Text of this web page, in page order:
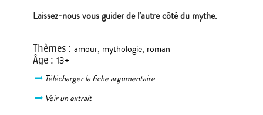
Laissez-nous vous guider de l’autre côté du mythe.
Thèmes: amour, mythologie, roman
Âge: 13+
Télécharger la fiche argumentaire
Voir un extrait